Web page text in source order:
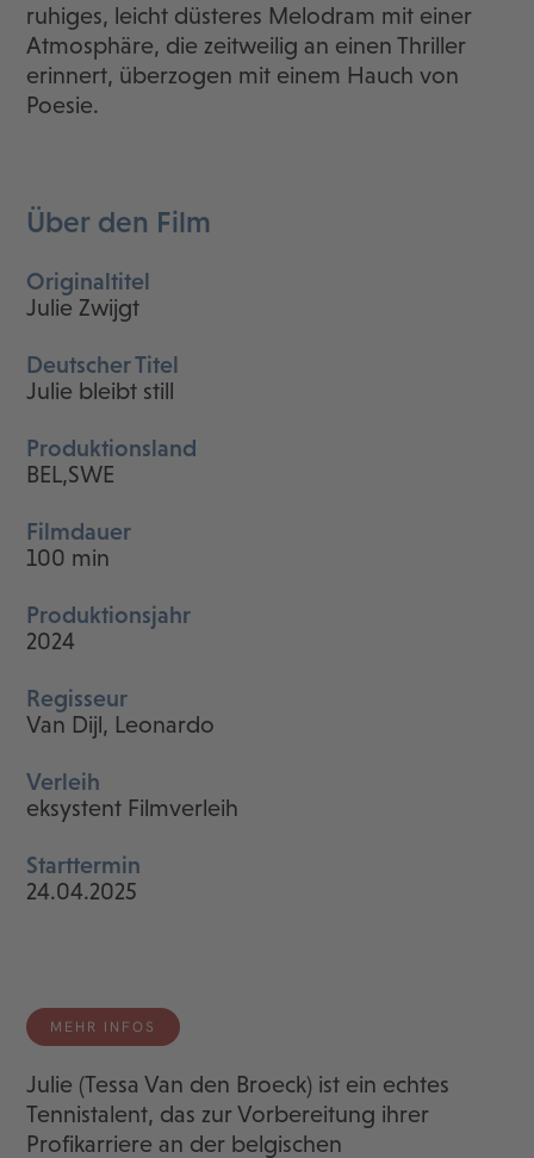
ruhiges, leicht düsteres Melodram mit einer
Atmosphäre, die zeitweilig an einen Thriller
erinnert, überzogen mit einem Hauch von
Poesie.
Über den Film
Originaltitel
Julie Zwijgt
Deutscher Titel
Julie bleibt still
Produktionsland
BEL,SWE
Filmdauer
100 min
Produktionsjahr
2024
Regisseur
Van Dijl, Leonardo
Verleih
eksystent Filmverleih
Starttermin
24.04.2025
MEHR INFOS
Julie (Tessa Van den Broeck) ist ein echtes
Tennistalent, das zur Vorbereitung ihrer
Profikarriere an der belgischen